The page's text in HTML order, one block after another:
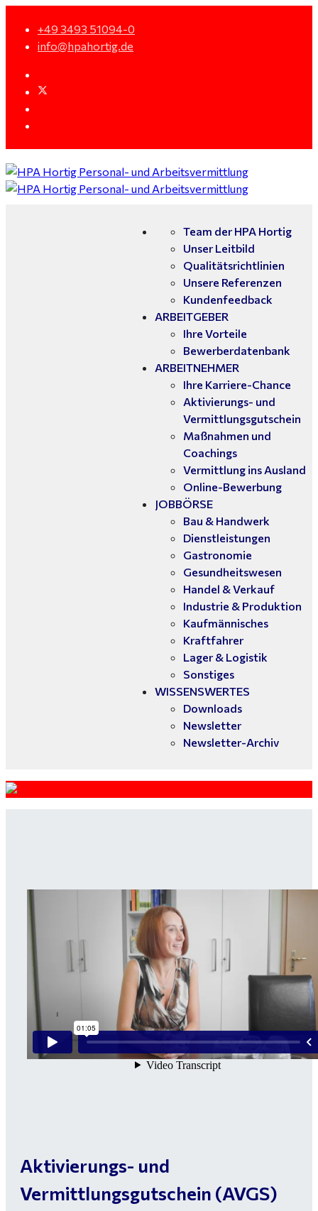
+49 3493 51094-0
info@hpahortig.de
Team der HPA Hortig
Unser Leitbild
Qualitätsrichtlinien
Unsere Referenzen
Kundenfeedback
ARBEITGEBER
Ihre Vorteile
Bewerberdatenbank
ARBEITNEHMER
Ihre Karriere-Chance
Aktivierungs- und
Vermittlungsgutschein
Maßnahmen und
Coachings
Vermittlung ins Ausland
Online-Bewerbung
JOBBÖRSE
Bau & Handwerk
Dienstleistungen
Gastronomie
Gesundheitswesen
Handel & Verkauf
Industrie & Produktion
Kaufmännisches
Kraftfahrer
Lager & Logistik
Sonstiges
WISSENSWERTES
Downloads
Newsletter
Newsletter-Archiv
Aktivierungs- und
Vermittlungsgutschein (AVGS)